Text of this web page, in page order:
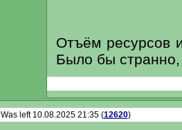
Отъём ресурсов
Было бы
Was left 10.08.2025 21:35 (12620)